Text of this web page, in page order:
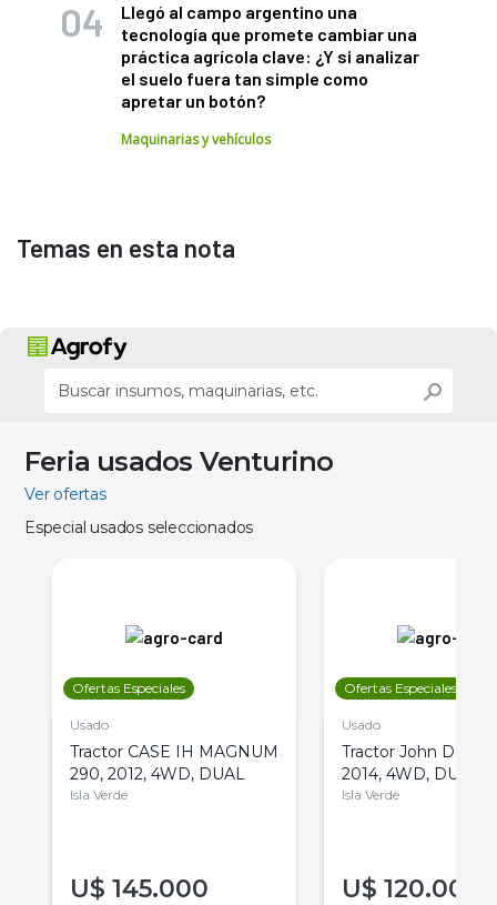
Llegó al campo argentino una
tecnología que promete cambiar una
práctica agrícola clave: ¿Y si analizar
el suelo fuera tan simple como
apretar un botón?
Maquinarias y vehículos
Temas en esta nota
Feria usados Venturino
Ver ofertas
Especial usados seleccionados
Ofertas Especiales
Usado
Tractor CASE IH MAGNUM
290, 2012, 4WD, DUAL
Isla Verde
U$ 145.000
Ofertas Especiales
Usado
Tractor John Deere
2014, 4WD, DUAL
Isla Verde
U$ 120.000